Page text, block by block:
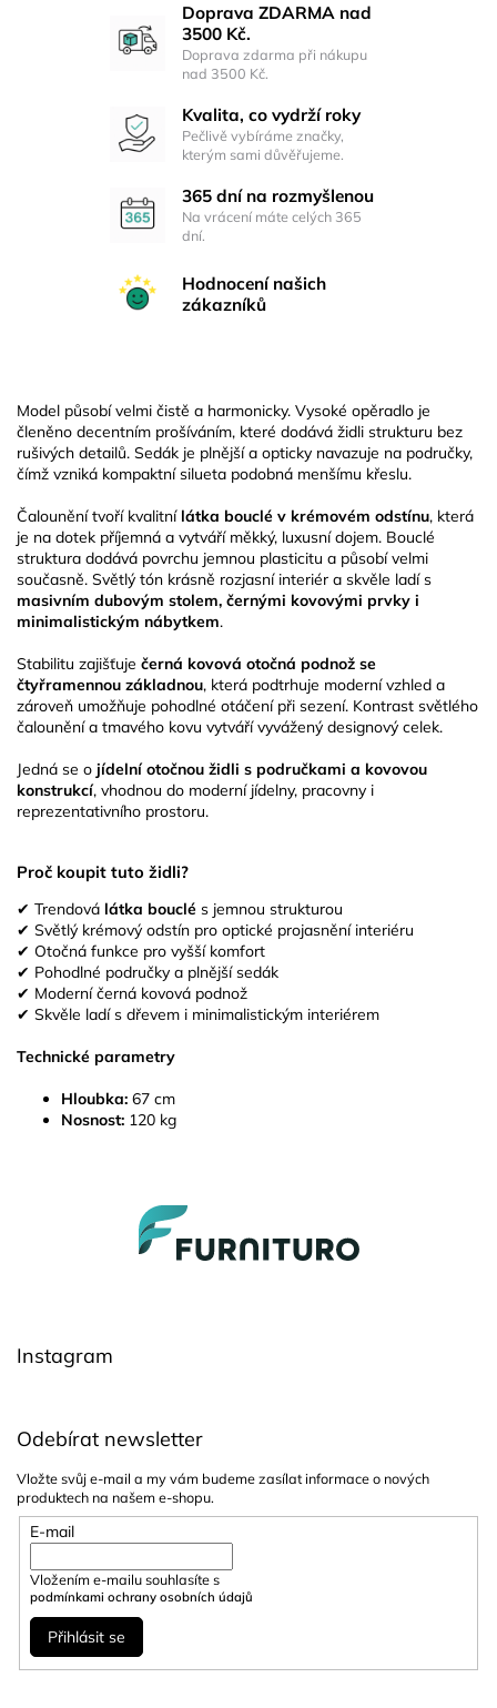
Doprava ZDARMA nad
3500 Kč.
Doprava zdarma při nákupu
nad 3500 Kč.
Kvalita, co vydrží roky
Pečlivě vybíráme značky,
kterým sami důvěřujeme.
365 dní na rozmyšlenou
Na vrácení máte celých 365
dní.
Hodnocení našich
zákazníků
Model působí velmi čistě a harmonicky. Vysoké opěradlo je
členěno decentním prošíváním, které dodává židli strukturu bez
rušivých detailů. Sedák je plnější a opticky navazuje na područky,
čímž vzniká kompaktní silueta podobná menšímu křeslu.
Čalounění tvoří kvalitní látka bouclé v krémovém odstínu, která
je na dotek příjemná a vytváří měkký, luxusní dojem. Bouclé
struktura dodává povrchu jemnou plasticitu a působí velmi
současně. Světlý tón krásně rozjasní interiér a skvěle ladí s
masivním dubovým stolem, černými kovovými prvky i
minimalistickým nábytkem.
Stabilitu zajišťuje černá kovová otočná podnož se
čtyřramennou základnou, která podtrhuje moderní vzhled a
zároveň umožňuje pohodlné otáčení při sezení. Kontrast světlého
čalounění a tmavého kovu vytváří vyvážený designový celek.
Jedná se o jídelní otočnou židli s područkami a kovovou
konstrukcí, vhodnou do moderní jídelny, pracovny i
reprezentativního prostoru.
Proč koupit tuto židli?
✔ Trendová látka bouclé s jemnou strukturou
✔ Světlý krémový odstín pro optické projasnění interiéru
✔ Otočná funkce pro vyšší komfort
✔ Pohodlné područky a plnější sedák
✔ Moderní černá kovová podnož
✔ Skvěle ladí s dřevem i minimalistickým interiérem
Technické parametry
Hloubka: 67 cm
Nosnost: 120 kg
Instagram
Odebírat newsletter
Vložte svůj e-mail a my vám budeme zasílat informace o nových
produktech na našem e-shopu.
E-mail
Vložením e-mailu souhlasíte s
podmínkami ochrany osobních údajů
Přihlásit se